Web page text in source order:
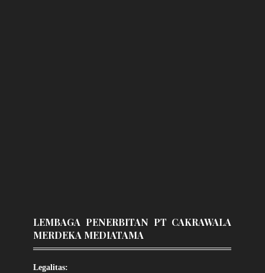
LEMBAGA PENERBITAN PT CAKRAWALA
MERDEKA MEDIATAMA
Legalitas: